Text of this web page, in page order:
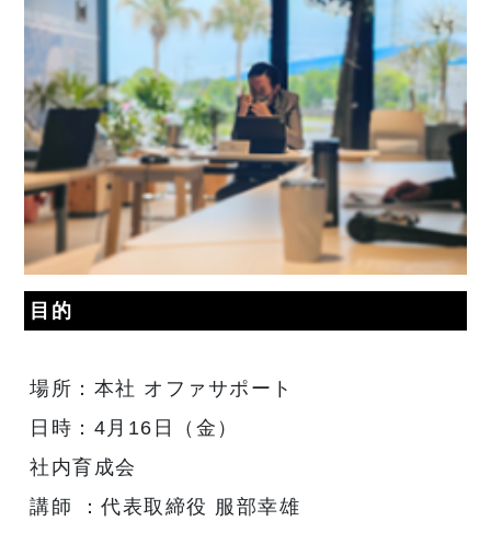
目的
場所：本社 オファサポート
日時：4月16日（金）
社内育成会
講師 ：代表取締役 服部幸雄